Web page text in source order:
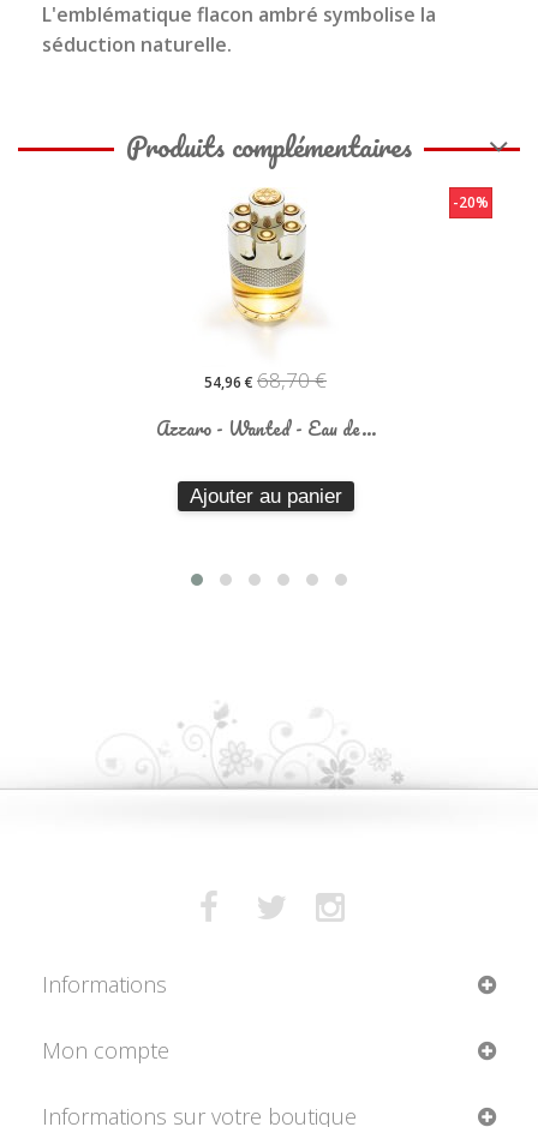
L'emblématique flacon ambré symbolise la
séduction naturelle.
Produits complémentaires
54,96 €68,70 €
-20%
Azzaro - Wanted - Eau de...
Ajouter au panier
Informations
Mon compte
Informations sur votre boutique